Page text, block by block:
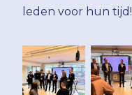
leden voor hun tijd!